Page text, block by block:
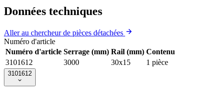
Données techniques
Aller au chercheur de pièces détachées
Numéro d'article
Numéro d'article Serrage (mm) Rail (mm) Contenu
3101612
3000 30x15 1 pièce
3101612